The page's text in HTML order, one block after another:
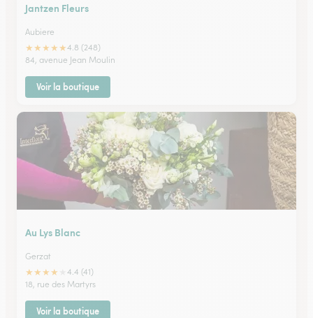
Jantzen Fleurs
Aubiere
★★★★★4.8 (248)
84, avenue Jean Moulin
Voir la boutique
Au Lys Blanc
Gerzat
★★★★
4.4 (41)
18, rue des Martyrs
Voir la boutique